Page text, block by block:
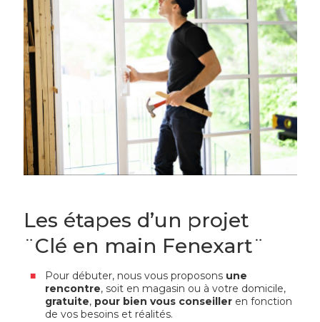
PROTECTION DES RENSEIGNEMENTS PERSONNELS
ET CONFIDENTIELS
Les étapes d’un projet
¨Clé en main Fenexart¨
Pour débuter, nous vous proposons une
rencontre, soit en magasin ou à votre domicile,
gratuite, pour bien vous conseilleren fonction
de vos besoins et réalités.